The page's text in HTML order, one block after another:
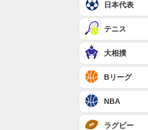
日本代表
テニス
大相撲
Bリーグ
NBA
ラグビー